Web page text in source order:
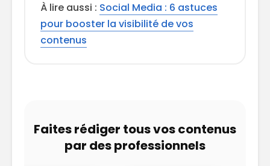
À lire aussi : Social Media : 6 astuces
pour booster la visibilité de vos
contenus
Faites rédiger tous vos contenus
par des professionnels